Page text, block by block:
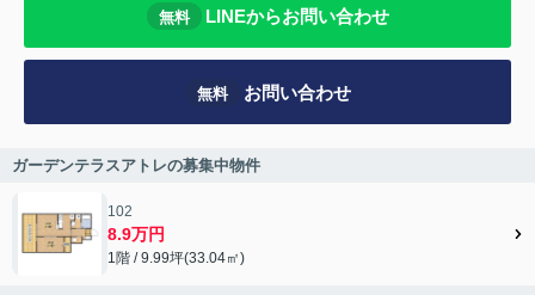
無料 LINEからお問い合わせ
無料 お問い合わせ
ガーデンテラスアトレの募集中物件
102
8.9万円
1階 / 9.99坪(33.04㎡)